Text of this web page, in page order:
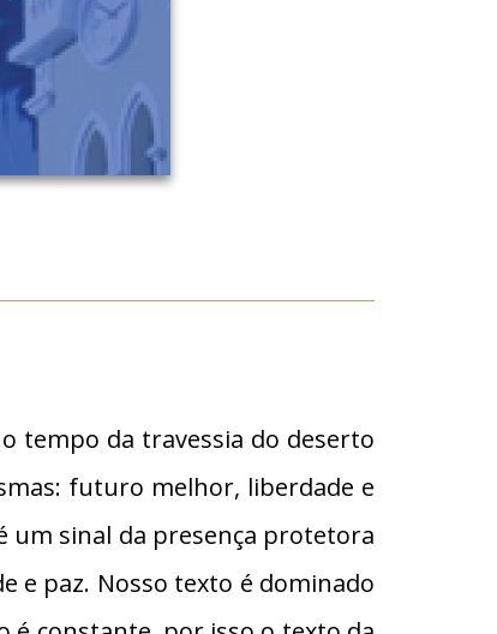
tempo da travessia do deserto
futuro melhor, liberdade e
um sinal da presença protetora
e paz. Nosso texto é dominado